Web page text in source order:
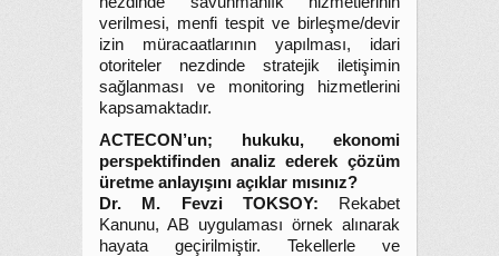
verilmesi, menfi tespit ve birleşme/devir
izin müracaatlarının yapılması, idari
otoriteler nezdinde stratejik iletişimin
sağlanması ve monitoring hizmetlerini
kapsamaktadır.
ACTECON’un; hukuku, ekonomi
perspektifinden analiz ederek çözüm
üretme anlayışını açıklar mısınız?
Dr. M. Fevzi TOKSOY: Rekabet
Kanunu, AB uygulaması örnek alınarak
hayata geçirilmiştir. Tekellerle ve